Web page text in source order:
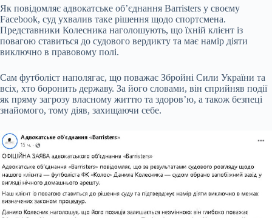
Як повідомляє адвокатське об’єднання Barristers у своєму
Facebook, суд ухвалив таке рішення щодо спортсмена.
Представники Колесника наголошують, що їхній клієнт із
повагою ставиться до судового вердикту та має намір діяти
виключно в правовому полі.
Сам футболіст наполягає, що поважає Збройні Сили України та
всіх, хто боронить державу. За його словами, він сприйняв події
як пряму загрозу власному життю та здоров’ю, а також безпеці
знайомого, тому діяв, захищаючи себе.